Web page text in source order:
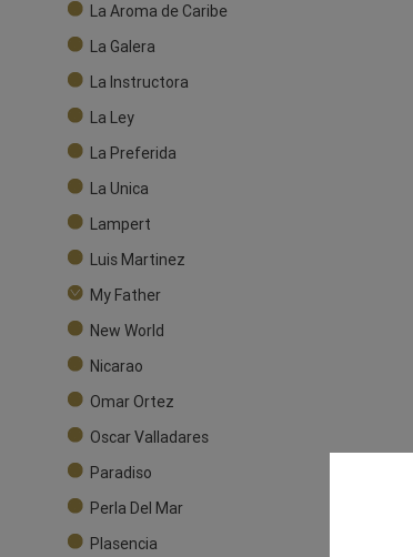
La Aroma de Caribe
La Galera
La Instructora
La Ley
La Preferida
La Unica
Lampert
Luis Martinez
My Father
New World
Nicarao
Omar Ortez
Oscar Valladares
Paradiso
Perla Del Mar
Plasencia